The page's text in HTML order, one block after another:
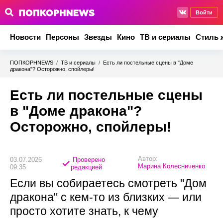
Войти
Новости Персоны Звезды Кино ТВ и сериалы Стиль
ПОПКОРНNEWS / ТВ и сериалы / Есть ли постельные сцены в "Доме
дракона"? Осторожно, спойлеры!
Есть ли постельные сцены
в "Доме дракона"?
Осторожно, спойлеры!
03.07.2026
09:35
Проверено
редакцией
Автор:
Марина Колесниченко
Если вы собираетесь смотреть "Дом
дракона" с кем-то из близких — или
просто хотите знать, к чему